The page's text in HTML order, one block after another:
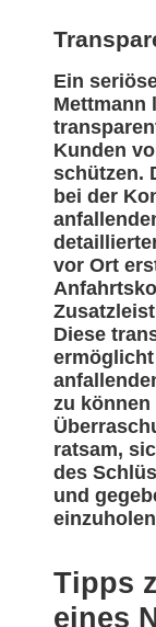
Ein
Mettmann
Kunden
schützen.
bei der
vor Ort
Diese
zu
ratsam,
des
und
Tipps
eines